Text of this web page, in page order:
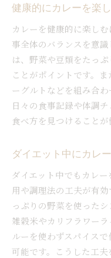
健康的にカレーを楽
カレーを健康的に楽し
事全体のバランスを意
は、野菜や豆類をたっ
ことがポイントです。
ーグルトなどを組み合
日々の食事記録や体調
食べ方を見つけることが
ダイエット中にカレ
ダイエット中でもカレ
用や調理法の工夫が有
っぷりの野菜を使った
雑穀米やカリフラワーラ
ルーを使わずスパイス
可能です。こうした工